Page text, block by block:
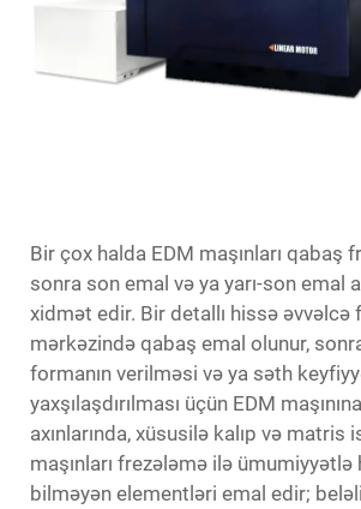
Bir çox halda EDM maşınları qabaş
sonra son emal və ya yarı-son emal
xidmət edir. Bir detallı hissə əvvəlcə
mərkəzində qabaş emal olunur,
formanın verilməsi və ya səth
yaxşılaşdırılması üçün EDM
axınlarında, xüsusilə kalıp və matris
maşınları frezələmə ilə ümumiyyətlə
bilməyən elementləri emal edir;